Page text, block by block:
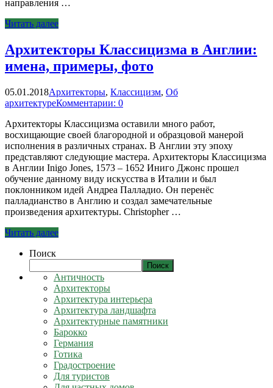
направления …
Читать далее
Архитекторы Классицизма в Англии:
имена, примеры, фото
05.01.2018Архитекторы, Классицизм, Об
архитектуреКомментарии: 0
Архитекторы Классицизма оставили много работ,
восхищающие своей благородной и образцовой манерой
исполнения в различных странах. В Англии эту эпоху
представляют следующие мастера. Архитекторы Классицизма
в Англии Inigo Jones, 1573 – 1652 Иниго Джонс прошел
обучение данному виду искусства в Италии и был
поклонником идей Андреа Палладио. Он перенёс
палладианство в Англию и создал замечательные
произведения архитектуры. Christopher …
Читать далее
Поиск
Поиск
Античность
Архитекторы
Архитектура интерьера
Архитектура ландшафта
Архитектурные памятники
Барокко
Германия
Готика
Градостроение
Для туристов